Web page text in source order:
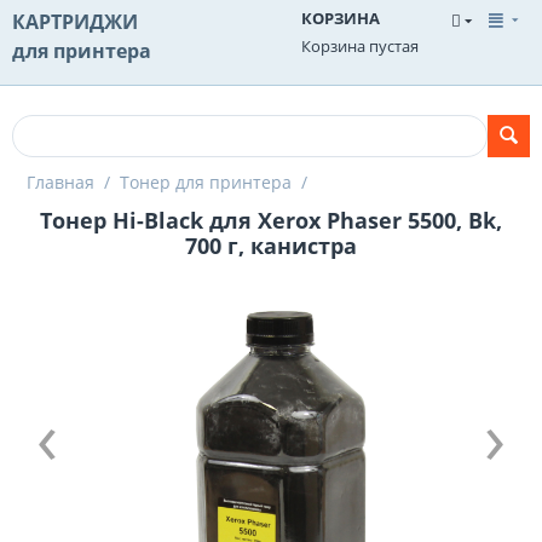
КАРТРИДЖИ
для принтера
КОРЗИНА
Корзина пустая
Главная / Тонер для принтера /
Тонер Hi-Black для Xerox Phaser 5500, Bk,
700 г, канистра